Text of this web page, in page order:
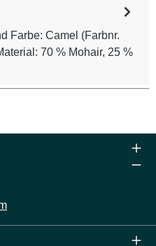
Farbe: Camel (Farbnr.
70 % Mohair, 25 %